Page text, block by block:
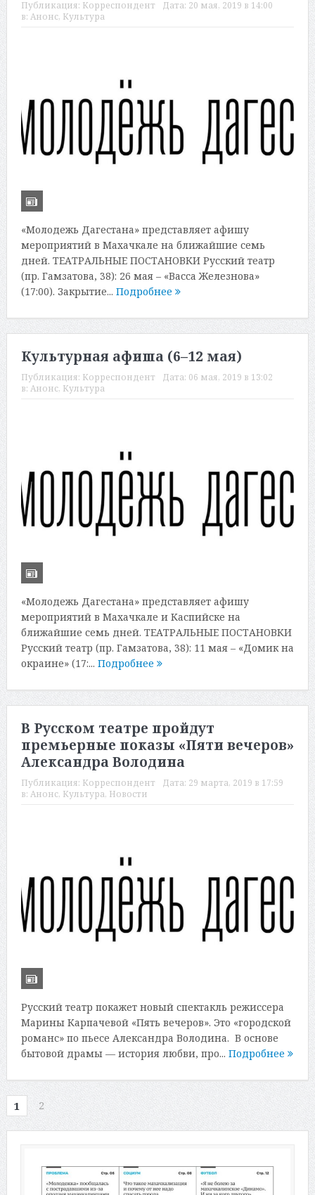
Публикация: Корреспондент Дата: 20 мая, 2019 в 14:00
в: Анонс, Культура
«Молодежь Дагестана» представляет афишу
мероприятий в Махачкале на ближайшие семь
дней. ТЕАТРАЛЬНЫЕ ПОСТАНОВКИ Русский театр
(пр. Гамзатова, 38): 26 мая – «Васса Железнова»
(17:00). Закрытие... Подробнее
Культурная афиша (6–12 мая)
Публикация: Корреспондент Дата: 06 мая, 2019 в 13:02
в: Анонс, Культура
«Молодежь Дагестана» представляет афишу
мероприятий в Махачкале и Каспийске на
ближайшие семь дней. ТЕАТРАЛЬНЫЕ ПОСТАНОВКИ
Русский театр (пр. Гамзатова, 38): 11 мая – «Домик на
окраине» (17:... Подробнее
В Русском театре пройдут
премьерные показы «Пяти вечеров»
Александра Володина
Публикация: Корреспондент Дата: 29 марта, 2019 в 17:59
в: Анонс, Культура, Новости
Русский театр покажет новый спектакль режиссера
Марины Карпачевой «Пять вечеров». Это «городской
романс» по пьесе Александра Володина. В основе
бытовой драмы — история любви, про... Подробнее
1 2